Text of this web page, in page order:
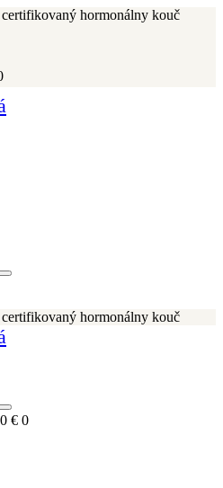
hormonálny kouč
hormonálny kouč
€ 0